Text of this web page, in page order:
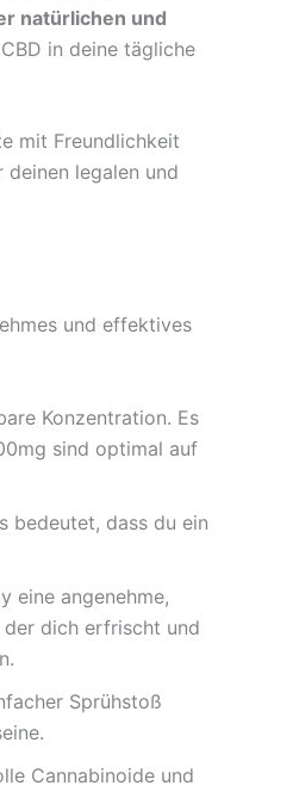
natürlichen und
in deine tägliche
mit Freundlichkeit
legalen und
und effektives
Konzentration. Es
sind optimal auf
bedeutet, dass du ein
eine angenehme,
der dich erfrischt und
Sprühstoß
Cannabinoide und